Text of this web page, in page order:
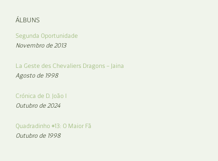
ÁLBUNS
Segunda Oportunidade
Novembro de 2013
La Geste des Chevaliers Dragons – Jaina
Agosto de 1998
Crónica de D. João I
Outubro de 2024
Quadradinho #13: O Maior Fã
Outubro de 1998